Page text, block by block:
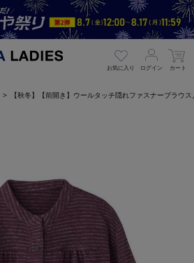
お気に入り ログイン カート
【秋冬】【前開き】ウールタッチ隠れファスナーブラ